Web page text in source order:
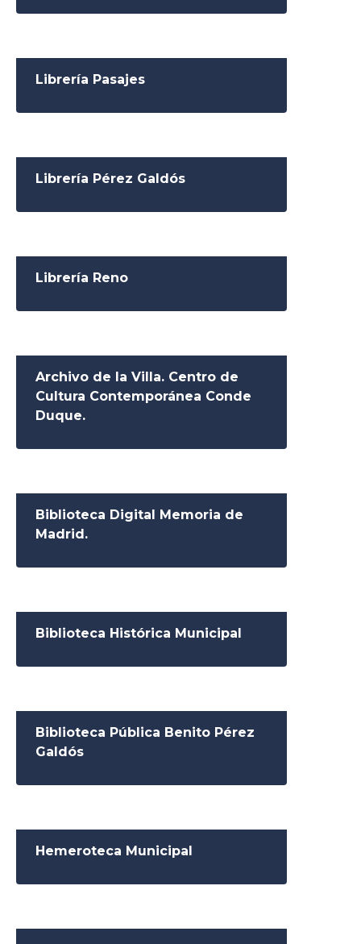
Librería Pasajes
Librería Pérez Galdós
Librería Reno
Archivo de la Villa. Centro de
Cultura Contemporánea Conde
Duque.
Biblioteca Digital Memoria de
Madrid.
Biblioteca Histórica Municipal
Biblioteca Pública Benito Pérez
Galdós
Hemeroteca Municipal